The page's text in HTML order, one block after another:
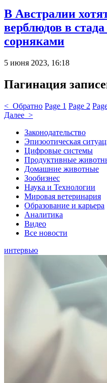
В Австралии
верблюдов в
сорняками
5 июня 2023, 16:18
Пагинация
< Обратно Page 1 Page 2
Далее >
Законодательство
Эпизоотическая
Цифровые системы
Продуктивные
Домашние животные
Зообизнес
Наука и Технологии
Мировая ветеринария
Образование и карьера
Аналитика
Видео
Все новости
интервью